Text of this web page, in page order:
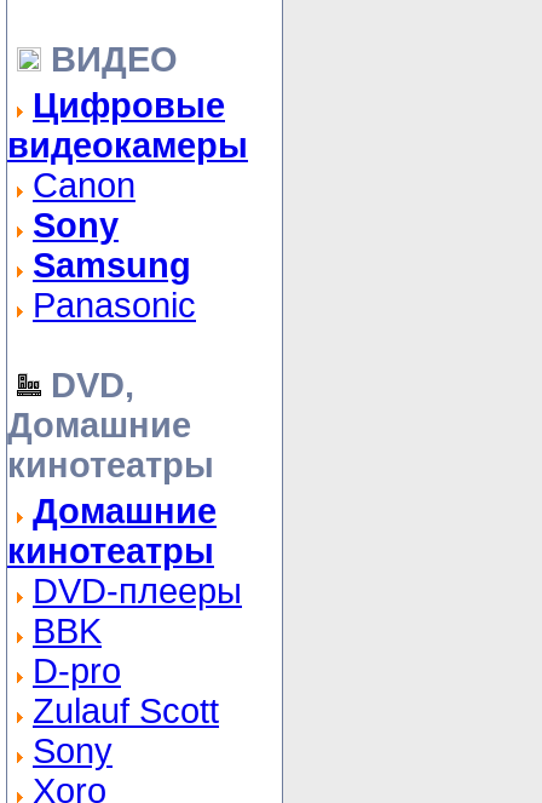
ВИДЕО
Цифровые
видеокамеры
Canon
Sony
Samsung
Panasonic
DVD,
Домашние
кинотеатры
Домашние
кинотеатры
DVD-плееры
BBK
D-pro
Zulauf Scott
Sony
Xoro